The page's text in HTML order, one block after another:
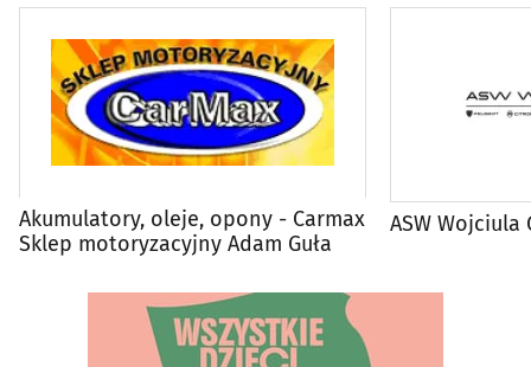
Akumulatory, oleje, opony - Carmax
Sklep motoryzacyjny Adam Guła
ASW Wojciula